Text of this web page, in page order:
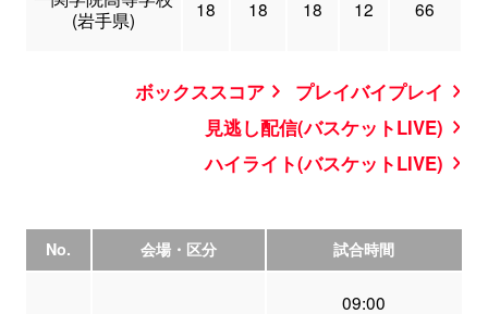
(岩手県)
18 18 18 12 66
ボックススコア
プレイバイプレイ
見逃し配信(バスケットLIVE)
ハイライト(バスケットLIVE)
No. 会場・区分 試合時間
09:00